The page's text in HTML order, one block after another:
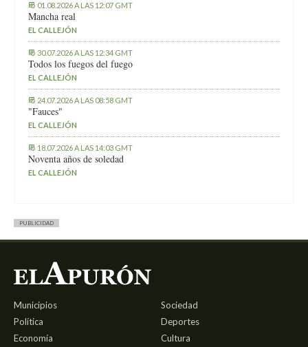
01.08.2026 A LAS 12:07 GMT
Mancha real
EL CALLEJÓN
30.07.2026 A LAS 12:34 GMT
Todos los fuegos del fuego
EL CALLEJÓN
24.07.2026 A LAS 08:58 GMT
"Fauces"
EL CALLEJÓN
18.07.2026 A LAS 14:03 GMT
Noventa años de soledad
EL CALLEJÓN
PUBLICIDAD
Municipios
Política
Economía
Sociedad
Deportes
Cultura